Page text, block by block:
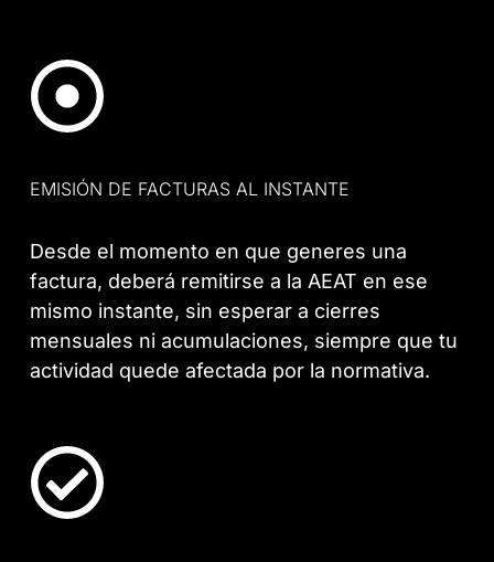
EMISIÓN DE FACTURAS AL INSTANTE
Desde el momento en que generes una
factura, deberá remitirse a la AEAT en ese
mismo instante, sin esperar a cierres
mensuales ni acumulaciones, siempre que tu
actividad quede afectada por la normativa.